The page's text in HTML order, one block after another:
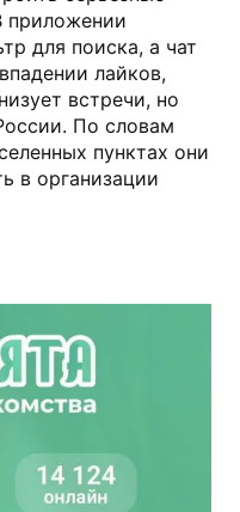
приложении
для поиска, а чат
лайков,
встречи, но
По словам
пунктах они
в организации